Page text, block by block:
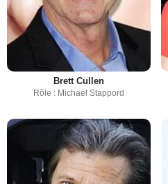
Brett Cullen
Rôle : Michael Stappord